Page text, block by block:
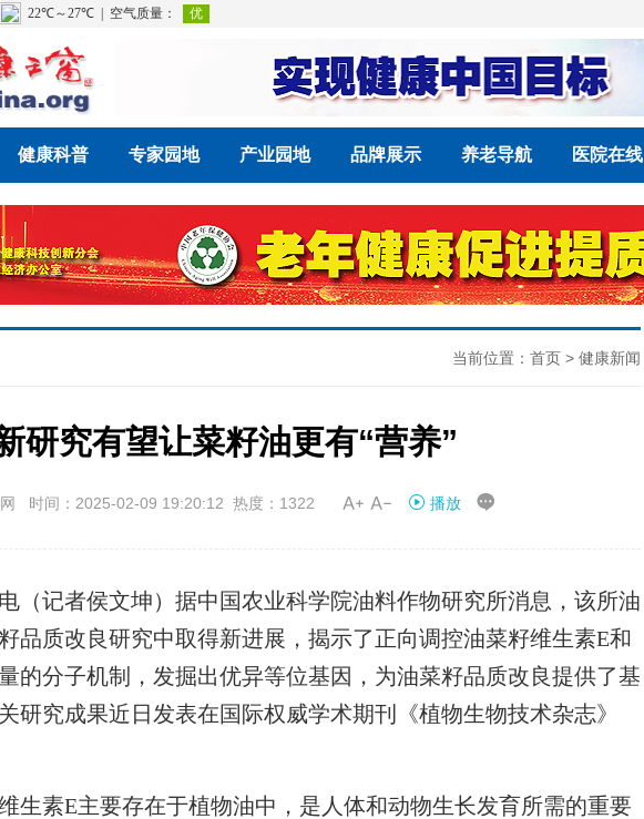
健康科普 专家园地 产业园地 品牌展示 养老导航 医院在线
当前位置： 首页 > 健康新闻
研究有望让菜籽油更有“营养”
网 时间：2025-02-09 19:20:12 热度：1322  播放 
记者侯文坤）据中国农业科学院油料作物研究所消息，该所油
品质改良研究中取得新进展，揭示了正向调控油菜籽维生素E和
的分子机制，发掘出优异等位基因，为油菜籽品质改良提供了基
研究成果近日发表在国际权威学术期刊《植物生物技术杂志》
素E主要存在于植物油中，是人体和动物生长发育所需的重要